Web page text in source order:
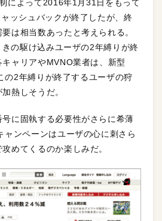
によって2016年1月31日をもって
ッシュバックが終了したが、終
は相当数あったと考えられる。
の駆け込みユーザの2年縛りが終
ャリアやMVNO業者は、新型
の2年縛りが終了するユーザの狩
熱しそうだ。
に固執する必要性がさらに希薄
ャンペーンはユーザの心に刺さら
めてくるのか楽しみだ。